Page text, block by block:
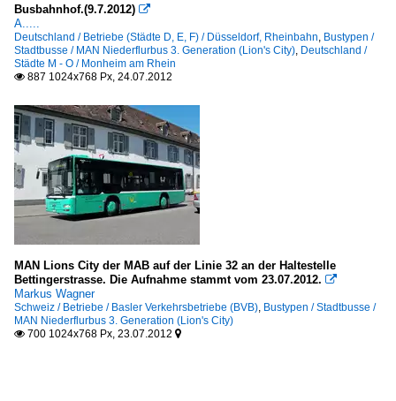
Busbahnhof.(9.7.2012) 
A.....
Deutschland / Betriebe (Städte D, E, F) / Düsseldorf, Rheinbahn, Bustypen /
Stadtbusse / MAN Niederflurbus 3. Generation (Lion's City), Deutschland /
Städte M - O / Monheim am Rhein
 887 1024x768 Px, 24.07.2012
MAN Lions City der MAB auf der Linie 32 an der Haltestelle
Bettingerstrasse. Die Aufnahme stammt vom 23.07.2012. 
Markus Wagner
Schweiz / Betriebe / Basler Verkehrsbetriebe (BVB), Bustypen / Stadtbusse /
MAN Niederflurbus 3. Generation (Lion's City)
 700 1024x768 Px, 23.07.2012 